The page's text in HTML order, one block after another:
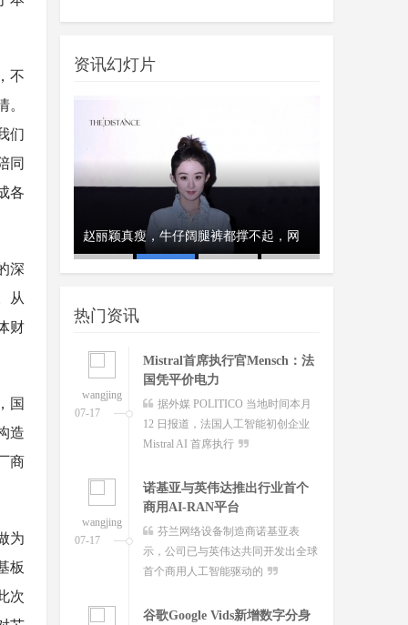
不
们
同
各
深
从
财
国
造
商
为
板
次
资讯幻灯片
赵丽颖真瘦，牛仔阔腿裤都撑不起，网
热门资讯
上纬新材今日官宣，全球首个可
登场。据介绍，上纬新
这个月会有多款国产重量级大模
型发布，除了DeepSeek V4正式版之
外，最受关注的当属月
澳大利亚将推出其人工智能标
准并在政府内设
澳大利亚联邦政府当地时间今日
07-17
wangjing
Mistral首席执行官Mensch：法
国凭平价电力
据外媒 POLITICO 当地时间本月
12 日报道，法国人工智能初创企业
Mistral AI 首席执行
07-17
wangjing
诺基亚与英伟达推出行业首个
商用AI-RAN平台
芬兰网络设备制造商诺基亚表
示，公司已与英伟达共同开发出全球
首个商用人工智能驱动的
谷歌Google Vids新增数字分身